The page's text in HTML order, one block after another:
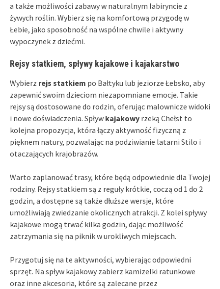
a także możliwości zabawy w naturalnym labiryncie z
żywych roślin. Wybierz się na komfortową przygodę w
Łebie, jako sposobność na wspólne chwile i aktywny
wypoczynek z dziećmi.
Rejsy statkiem, spływy kajakowe i kajakarstwo
Wybierz rejs statkiem po Bałtyku lub jeziorze Łebsko, aby
zapewnić swoim dzieciom niezapomniane emocje. Takie
rejsy są dostosowane do rodzin, oferując malownicze widoki
i nowe doświadczenia. Spływ kajakowy rzeką Chełst to
kolejna propozycja, która łączy aktywność fizyczną z
pięknem natury, pozwalając na podziwianie latarni Stilo i
otaczających krajobrazów.
Warto zaplanować trasy, które będą odpowiednie dla Twojej
rodziny. Rejsy statkiem są z reguły krótkie, coczą od 1 do 2
godzin, a dostępne są także dłuższe wersje, które
umożliwiają zwiedzanie okolicznych atrakcji. Z kolei spływy
kajakowe mogą trwać kilka godzin, dając możliwość
zatrzymania się na piknik w urokliwych miejscach.
Przygotuj się na te aktywności, wybierając odpowiedni
sprzęt. Na spływ kajakowy zabierz kamizelki ratunkowe
oraz inne akcesoria, które są zalecane przez